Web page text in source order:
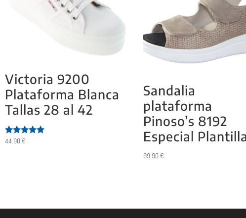
Victoria 9200
Plataforma Blanca
Tallas 28 al 42
Valorado
44.90€
Sandalia
plataforma
Pinoso’s 8192
Especial
99.90€